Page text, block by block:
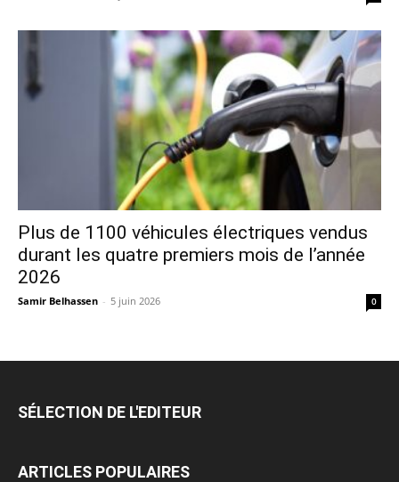
Plus de 1100 véhicules électriques vendus
durant les quatre premiers mois de l’année
2026
Samir Belhassen - 5 juin 2026 0
SÉLECTION DE L'EDITEUR
ARTICLES POPULAIRES